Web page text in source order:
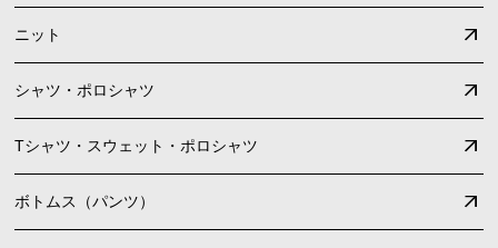
ニット
シャツ・ポロシャツ
Tシャツ・スウェット・ポロシャツ
ボトムス（パンツ）